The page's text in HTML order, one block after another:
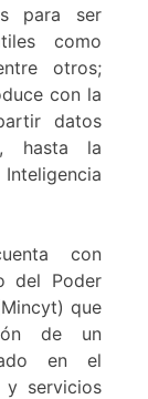
para ser
como
otros;
con la
datos
hasta la
con
del Poder
que
de un
en el
y servicios